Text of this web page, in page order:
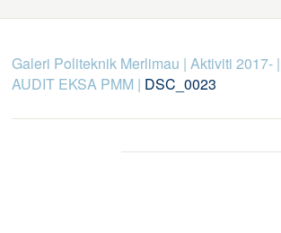
Galeri Politeknik Merlimau | Aktiviti 2017-
AUDIT EKSA PMM | DSC_0023